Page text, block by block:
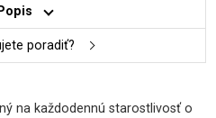
Popis
poradiť?
na každodennú starostlivosť o